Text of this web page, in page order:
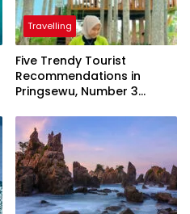
Travelling
Five Trendy Tourist
Recommendations in
Pringsewu, Number 3
President